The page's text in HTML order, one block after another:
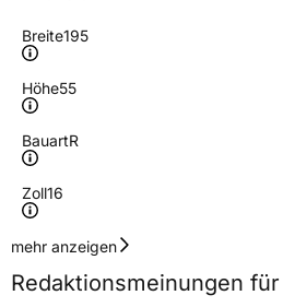
Breite195
Höhe55
BauartR
Zoll16
Geschwindigkeitsindex
Höchstgeschwindigkeit
210 km/h
mehr anzeigen
Redaktionsmeinungen